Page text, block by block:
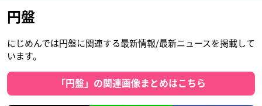
円盤
にじめんでは円盤に関連する最新情報/最新ニュースを掲載して
います。
「円盤」の関連画像まとめはこちら